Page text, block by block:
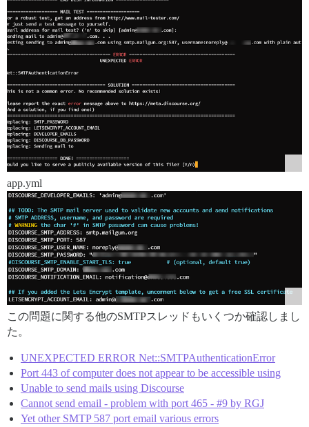
app.yml
この問題に関する他のSMTPスレッドもいくつか確認しまし
た。
UNEXPECTED ERROR Net::SMTPAuthenticationError
Port 443 of computer does not appear to be accessible using
Unable to send mails using Discourse
Cannot send email - problem with port 465 - #9 by RGJ
Yet other SMTP 587 port email various errors